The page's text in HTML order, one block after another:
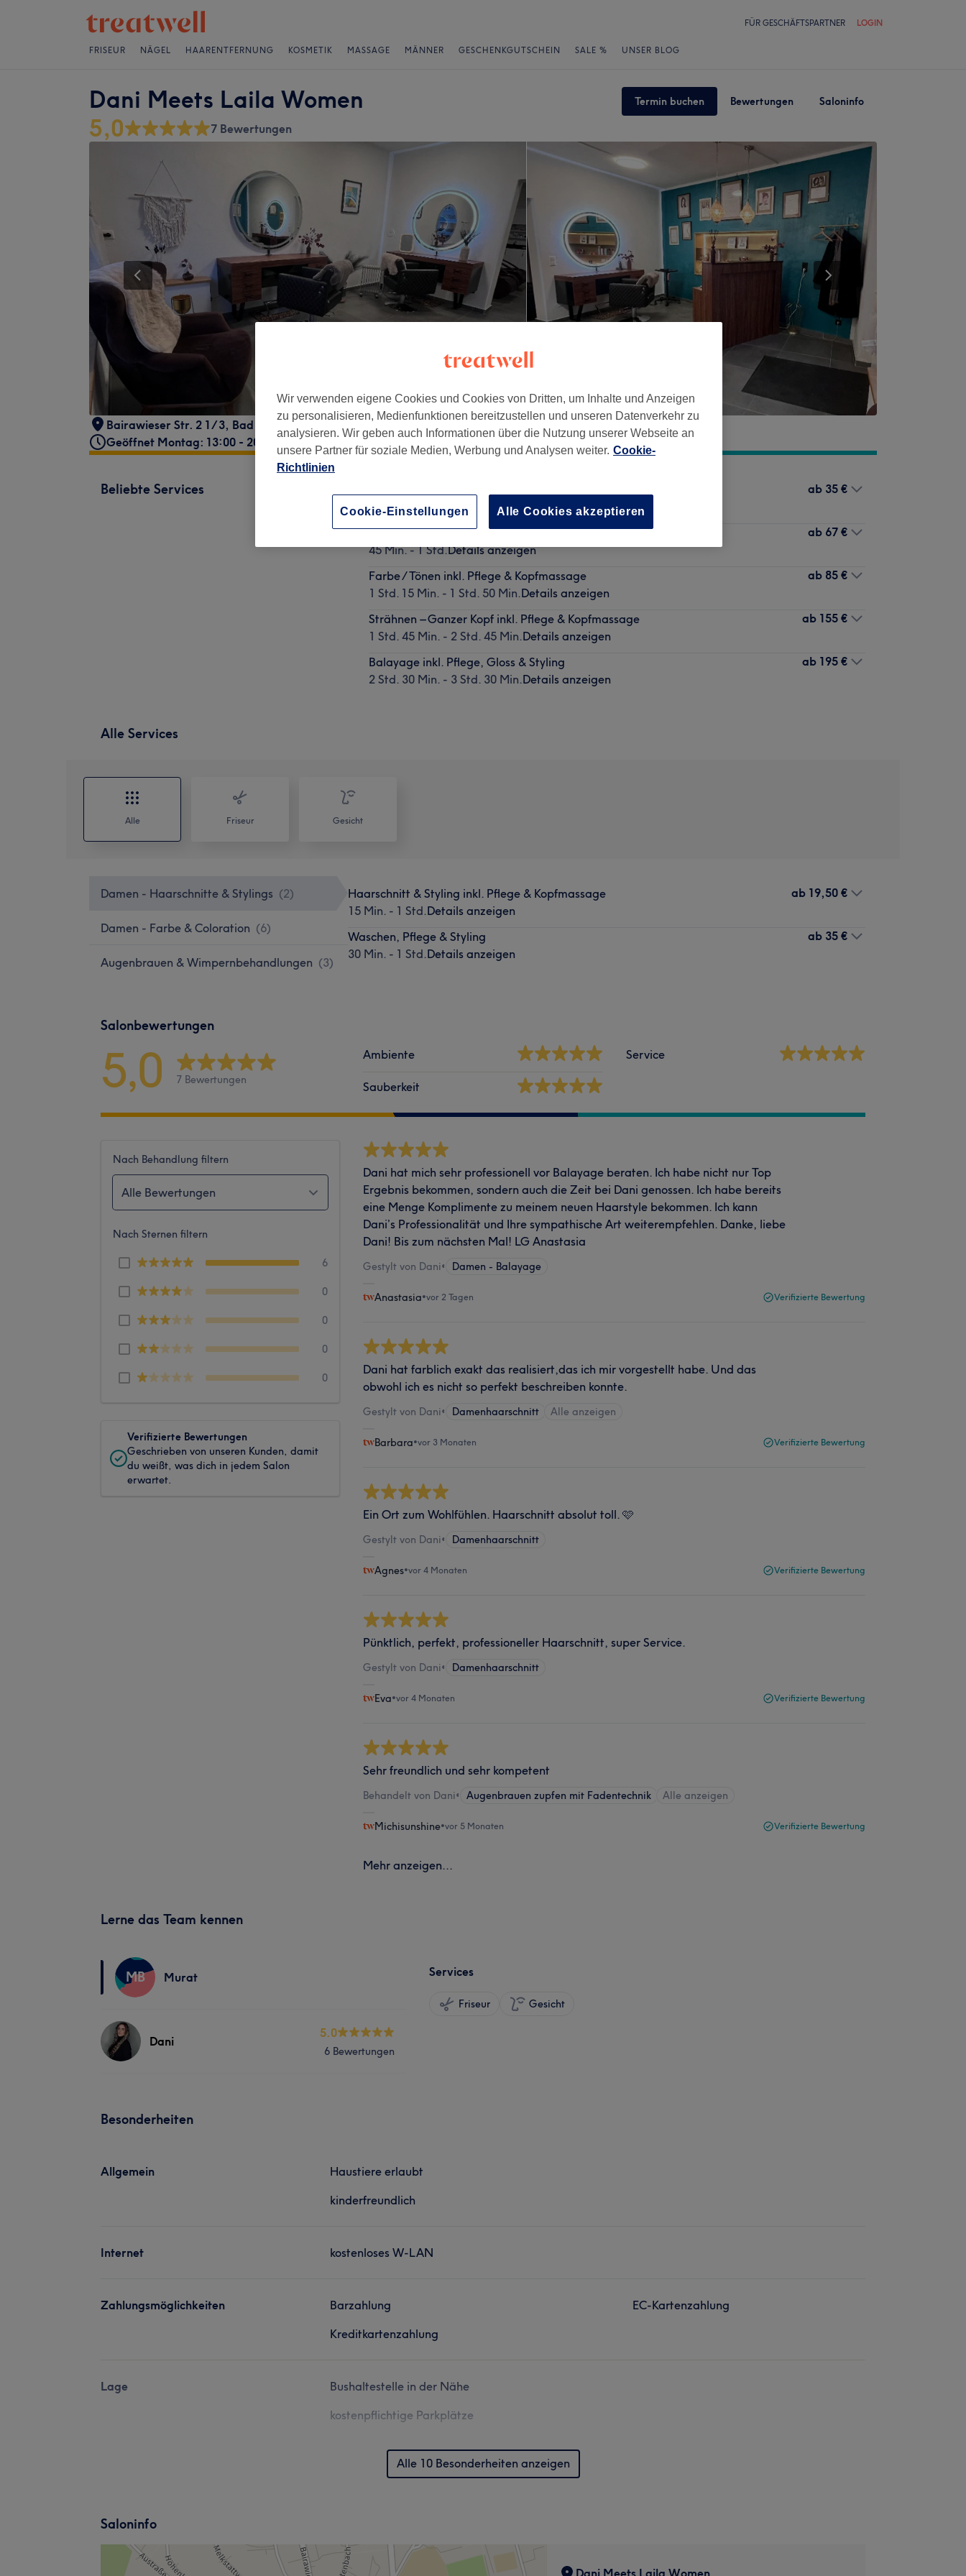
FÜR GESCHÄFTSPARTNER LOGIN
FRISEUR NÄGEL HAARENTFERNUNG KOSMETIK MASSAGE MÄNNER GESCHENKGUTSCHEIN SALE % UNSER BLOG
Dani Meets Laila Women Termin buchen Bewertungen Saloninfo
5,0 7 Bewertungen
Bairawieser Str. 2 1/3, Bad Tölz, 83646
Geöffnet Montag: 13:00 - 20:00
Beliebte Services
30 Min. - 1 Std.Details anzeigen
ab 35 €
Glossing Refresh inkl. Pflege & Styling
45 Min. - 1 Std.Details anzeigen
ab 67 €
Farbe / Tönen inkl. Pflege & Kopfmassage
1 Std. 15 Min. - 1 Std. 50 Min.Details anzeigen
ab 85 €
Strähnen – Ganzer Kopf inkl. Pflege & Kopfmassage
1 Std. 45 Min. - 2 Std. 45 Min.Details anzeigen
ab 155 €
Balayage inkl. Pflege, Gloss & Styling
2 Std. 30 Min. - 3 Std. 30 Min.Details anzeigen
ab 195 €
Alle Services
Alle Friseur Gesicht
Damen - Haarschnitte & Stylings (2)
Damen - Farbe & Coloration (6)
Augenbrauen & Wimpernbehandlungen (3)
Haarschnitt & Styling inkl. Pflege & Kopfmassage
15 Min. - 1 Std.Details anzeigen
ab 19,50 €
Waschen, Pflege & Styling
30 Min. - 1 Std.Details anzeigen
ab 35 €
Salonbewertungen
5,0 7 Bewertungen
Ambiente
Sauberkeit
Service
Nach Behandlung filtern
Alle Bewertungen
Nach Sternen filtern
6
0
0
0
0
Verifizierte Bewertungen
Geschrieben von unseren Kunden, damit
du weißt, was dich in jedem Salon
erwartet.
Dani hat mich sehr professionell vor Balayage beraten. Ich habe nicht nur Top
Ergebnis bekommen, sondern auch die Zeit bei Dani genossen. Ich habe bereits
eine Menge Komplimente zu meinem neuen Haarstyle bekommen. Ich kann
Dani’s Professionalität und Ihre sympathische Art weiterempfehlen. Danke, liebe
Dani! Bis zum nächsten Mal! LG Anastasia
Gestylt von Dani• Damen - Balayage
Anastasia•vor 2 Tagen Verifizierte Bewertung
Dani hat farblich exakt das realisiert,das ich mir vorgestellt habe. Und das
obwohl ich es nicht so perfekt beschreiben konnte.
Gestylt von Dani• Damenhaarschnitt Alle anzeigen
Barbara•vor 3 Monaten Verifizierte Bewertung
Ein Ort zum Wohlfühlen. Haarschnitt absolut toll. 🩷
Gestylt von Dani• Damenhaarschnitt
Agnes•vor 4 Monaten Verifizierte Bewertung
Pünktlich, perfekt, professioneller Haarschnitt, super Service.
Gestylt von Dani• Damenhaarschnitt
Eva•vor 4 Monaten Verifizierte Bewertung
Sehr freundlich und sehr kompetent
Behandelt von Dani• Augenbrauen zupfen mit Fadentechnik Alle anzeigen
Michisunshine•vor 5 Monaten Verifizierte Bewertung
Mehr anzeigen...
Lerne das Team kennen
MB Murat
Dani
5.0
6 Bewertungen
Services
Friseur Gesicht
Besonderheiten
Allgemein
Haustiere erlaubt
kinderfreundlich
Internet kostenloses W-LAN
Zahlungsmöglichkeiten
Barzahlung
Kreditkartenzahlung
EC-Kartenzahlung
Lage
Bushaltestelle in der Nähe
kostenpflichtige Parkplätze
Alle 10 Besonderheiten anzeigen
Saloninfo
Dani Meets Laila Women
Wir verwenden eigene Cookies und Cookies von Dritten, um Inhalte und Anzeigen
zu personalisieren, Medienfunktionen bereitzustellen und unseren Datenverkehr zu
analysieren. Wir geben auch Informationen über die Nutzung unserer Webseite an
unsere Partner für soziale Medien, Werbung und Analysen weiter. Cookie-
Richtlinien
Cookie-Einstellungen Alle Cookies akzeptieren